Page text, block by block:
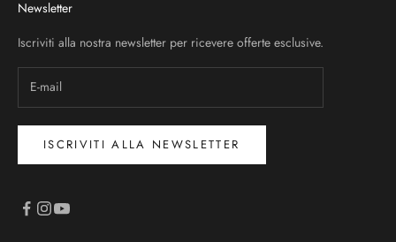
Newsletter
Iscriviti alla nostra newsletter per ricevere offerte esclusive.
ISCRIVITI ALLA NEWSLETTER